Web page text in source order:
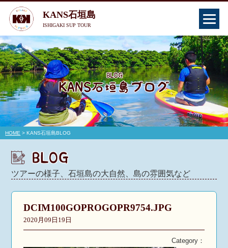
KANS石垣島
ISHIGAKI SUP TOUR
HOME > KANS石垣島BLOG
ツアーの様子、石垣島の大自然、島の雰囲気など
DCIM100GOPROGOPR9754.JPG
2020月09日19日
Category：